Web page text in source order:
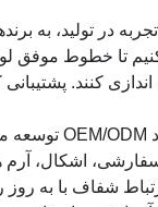
25 سال تجربه در تولید،
تا خطوط موفق
کنند.
اشکال، آرم
ارتباط شفاف با به